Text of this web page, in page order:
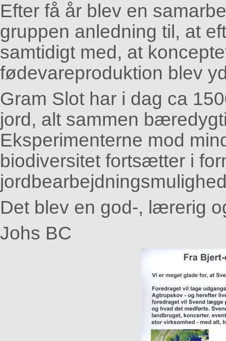
Efter få år blev en
gruppen anledning til, at
samtidigt med, at
fødevareproduktion blev
Gram Slot har i dag ca
jord, alt sammen
Eksperimenterne mod
biodiversitet fortsætter i
Det blev en god-, lærerig
Johs BC